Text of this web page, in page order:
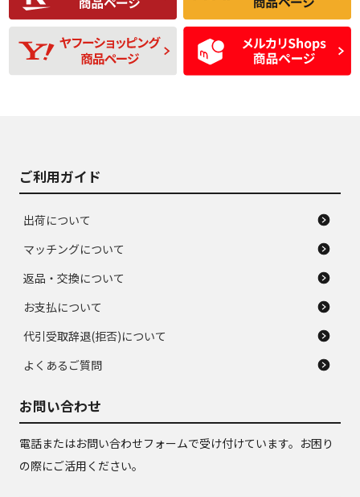
D
使用感や目立つ傷が
あり、一般的な中古
品
D
残り溝も少なく、偏
磨耗がみられ、短期
間使用できるくらい
の中古品
ご利用ガイド
出荷について
マッチングについて
返品・交換について
お支払について
代引受取辞退(拒否)について
よくあるご質問
お問い合わせ
電話またはお問い合わせフォームで受け付けています。お困り
の際にご活用ください。